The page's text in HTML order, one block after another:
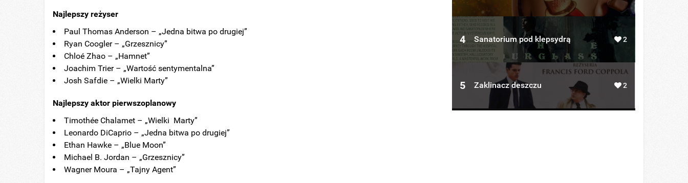
Najlepszy reżyser
Paul Thomas Anderson – „Jedna bitwa po drugiej”
Ryan Coogler – „Grzesznicy”
Chloé Zhao – „Hamnet”
Joachim Trier – „Wartość sentymentalna”
Josh Safdie – „Wielki Marty”
Najlepszy aktor pierwszoplanowy
Timothée Chalamet – „Wielki Marty”
Leonardo DiCaprio – „Jedna bitwa po drugiej”
Ethan Hawke – „Blue Moon”
Michael B. Jordan – „Grzesznicy”
Wagner Moura – „Tajny Agent”
4 Sanatorium pod klepsydrą 2
5 Zaklinacz deszczu 2